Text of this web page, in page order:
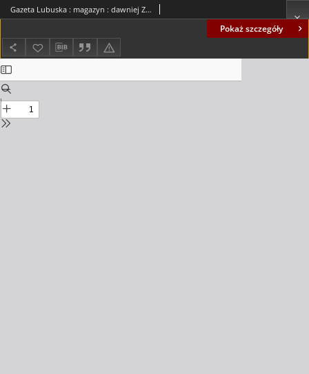
Pokaż szczegóły
Gazeta Lubuska : magazyn : dawniej Zielonogórska-Gorzowska R. XLII [właśc. XLIII], nr 218 (17/18 września 1994). - Wyd. 1